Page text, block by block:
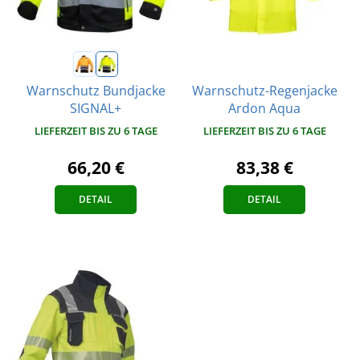
Warnschutz Bundjacke
SIGNAL+
LIEFERZEIT BIS ZU 6 TAGE
66,20 €
DETAIL
Warnschutz-Regenjacke
Ardon Aqua
LIEFERZEIT BIS ZU 6 TAGE
83,38 €
DETAIL